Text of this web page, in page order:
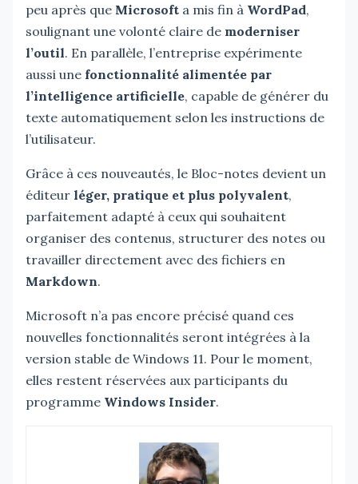
peu après que Microsoft a mis fin à WordPad,
soulignant une volonté claire de moderniser
l’outil. En parallèle, l’entreprise expérimente
aussi une fonctionnalité alimentée par
l’intelligence artificielle, capable de générer du
texte automatiquement selon les instructions de
l’utilisateur.
Grâce à ces nouveautés, le Bloc-notes devient un
éditeur léger, pratique et plus polyvalent,
parfaitement adapté à ceux qui souhaitent
organiser des contenus, structurer des notes ou
travailler directement avec des fichiers en
Markdown.
Microsoft n’a pas encore précisé quand ces
nouvelles fonctionnalités seront intégrées à la
version stable de Windows 11. Pour le moment,
elles restent réservées aux participants du
programme Windows Insider.